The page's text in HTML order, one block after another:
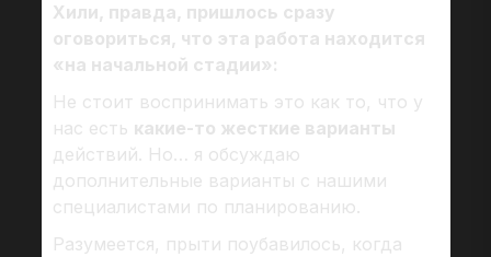
Хили, правда, пришлось сразу
оговориться, что эта работа находится
«на начальной стадии»:
Не стоит воспринимать это как то, что у
нас есть какие-то жесткие варианты
действий. Но… я обсуждаю
дополнительные варианты с нашими
специалистами по планированию.
Разумеется, прыти поубавилось, когда